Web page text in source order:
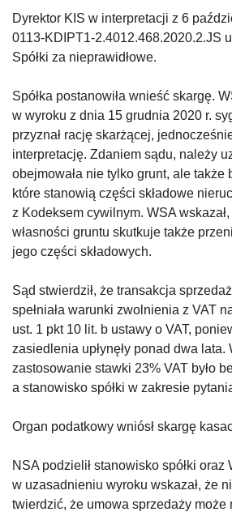
Dyrektor KIS w interpretacji z 6
0113-KDIPT1-2.4012.468.2020.2.JS
Spółki za nieprawidłowe.
Spółka postanowiła wnieść skargę.
w wyroku z dnia 15 grudnia 2020 r.
przyznał rację skarżącej,
interpretację. Zdaniem sądu, należy
obejmowała nie tylko grunt, ale także
które stanowią części składowe
z Kodeksem cywilnym. WSA
własności gruntu skutkuje także
jego części składowych.
Sąd stwierdził, że transakcja
spełniała warunki zwolnienia z VAT
ust. 1 pkt 10 lit. b ustawy o VAT,
zasiedlenia upłynęły ponad dwa lata.
zastosowanie stawki 23% VAT było
a stanowisko spółki w zakresie
Organ podatkowy wniósł skargę
NSA podzielił stanowisko spółki oraz
w uzasadnieniu wyroku wskazał, że
twierdzić, że umowa sprzedaży może